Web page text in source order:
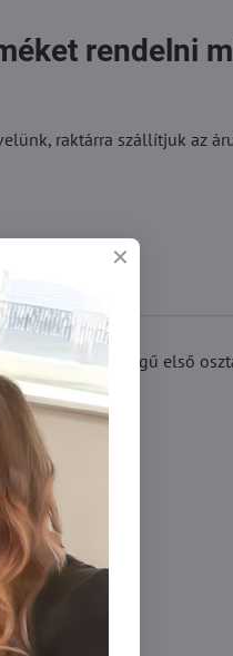
rendelni
raktárra szállítjuk az
jó minőségű első